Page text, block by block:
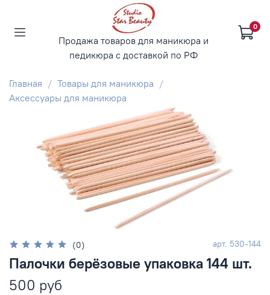
Продажа товаров для маникюра и
педикюра с доставкой по РФ
0
Главная
Товары для маникюра
Аксессуары для маникюра
(0) арт. 530-144
Палочки берёзовые упаковка 144 шт.
500 руб